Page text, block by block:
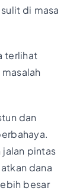
di masa
terlihat
dan
pintas
dana
besar